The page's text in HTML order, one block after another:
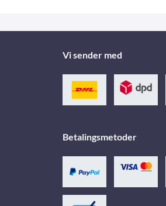
Vi sender med
Betalingsmetoder